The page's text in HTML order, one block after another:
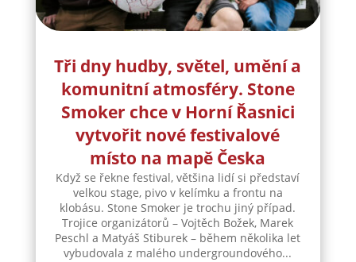
Tři dny hudby, světel, umění a
komunitní atmosféry. Stone
Smoker chce v Horní Řasnici
vytvořit nové festivalové
místo na mapě Česka
Když se řekne festival, většina lidí si představí
velkou stage, pivo v kelímku a frontu na
klobásu. Stone Smoker je trochu jiný případ.
Trojice organizátorů – Vojtěch Božek, Marek
Peschl a Matyáš Stiburek – během několika let
vybudovala z malého undergroundového...